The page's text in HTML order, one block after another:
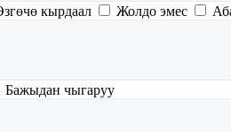
кырдаал Жолдо эмес
Бажыдан чыгаруу